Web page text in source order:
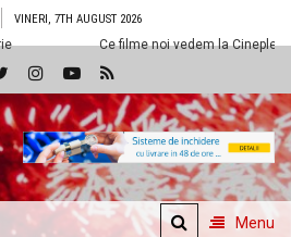
VINERI, 7TH AUGUST 2026
Ce filme noi vedem la Cineplexx Sibiu din 1
Menu